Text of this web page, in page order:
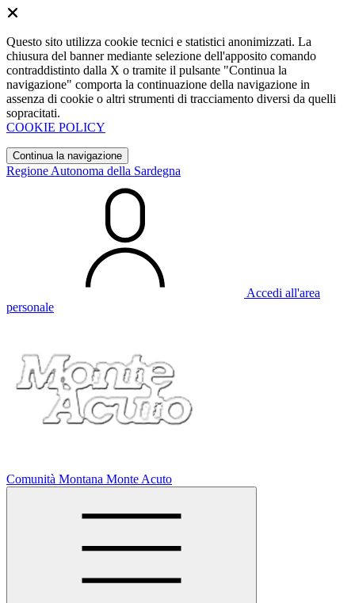
Questo sito utilizza cookie tecnici e statistici anonimizzati. La
chiusura del banner mediante selezione dell'apposito comando
contraddistinto dalla X o tramite il pulsante "Continua la
navigazione" comporta la continuazione della navigazione in
assenza di cookie o altri strumenti di tracciamento diversi da quelli
sopracitati.
COOKIE POLICY
Continua la navigazione
Regione Autonoma della Sardegna
Accedi all'area
personale
Comunità Montana Monte Acuto